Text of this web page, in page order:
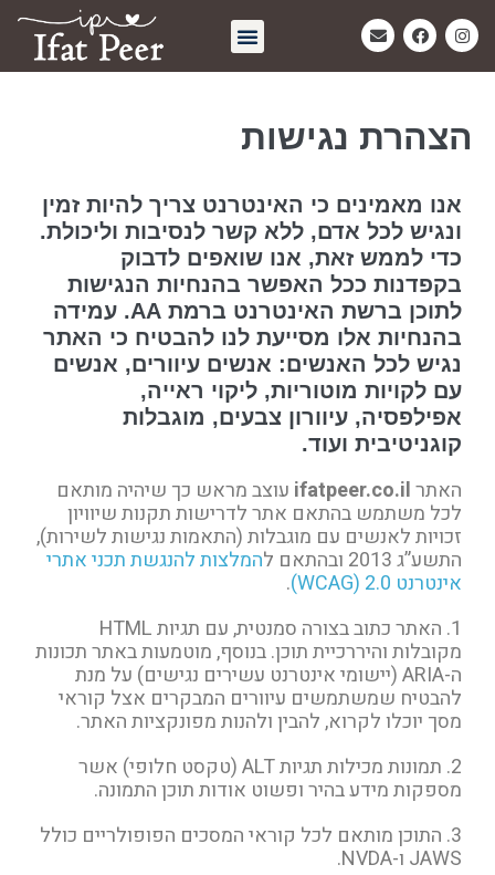
הצהרת נגישות
אנו מאמינים כי האינטרנט צריך להיות זמין
ונגיש לכל אדם, ללא קשר לנסיבות וליכולת.
כדי לממש זאת, אנו שואפים לדבוק
בקפדנות ככל האפשר בהנחיות הנגישות
לתוכן ברשת האינטרנט ברמת AA. עמידה
בהנחיות אלו מסייעת לנו להבטיח כי האתר
נגיש לכל האנשים: אנשים עיוורים, אנשים
עם לקויות מוטוריות, ליקוי ראייה,
אפילפסיה, עיוורון צבעים, מוגבלות
קוגניטיבית ועוד.
האתרifatpeer.co.il עוצב מראש כך שיהיה מותאם
לכל משתמש בהתאם אתר לדרישות תקנות שיוויון
זכויות לאנשים עם מוגבלות (התאמות נגישות לשירות),
התשע”ג 2013 ובהתאם ל המלצות להנגשת תכני אתרי
אינטרנט WCAG) 2.0)
.
1. האתר כתוב בצורה סמנטית, עם תגיות HTML
מקובלות והיררכיית תוכן. בנוסף, מוטמעות באתר תכונות
ה-ARIA (יישומי אינטרנט עשירים נגישים) על מנת
להבטיח שמשתמשים עיוורים המבקרים אצל קוראי
מסך יוכלו לקרוא, להבין ולהנות מפונקציות האתר.
2. תמונות מכילות תגיות ALT (טקסט חלופי) אשר
מספקות מידע בהיר ופשוט אודות תוכן התמונה.
3. התוכן מותאם לכל קוראי המסכים הפופולריים כולל
JAWS ו-NVDA.